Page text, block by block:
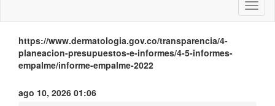
Menú
https://www.dermatologia.gov.co/transparencia/4-
planeacion-presupuestos-e-informes/4-5-informes-
empalme/informe-empalme-2022
ago 10, 2026 01:06